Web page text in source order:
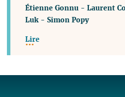
Étienne Gonnu -Laurent
Luk-Simon Popy
Lire